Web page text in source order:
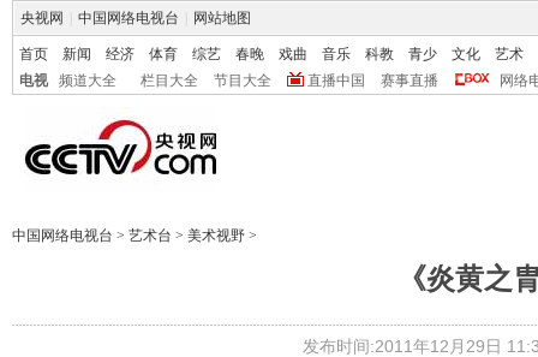
央视网 中国网络电视台 网站地图
首页 新闻 经济 体育 综艺 春晚 戏曲 音乐 科教 青少 文化
艺术
电视
频道大全 栏目大全 节目大全 直播中国 赛事直播 网络
中国网络电视台 > 艺术台 > 美术视野 >
《炎黄之
发布时间:2011年12月29日